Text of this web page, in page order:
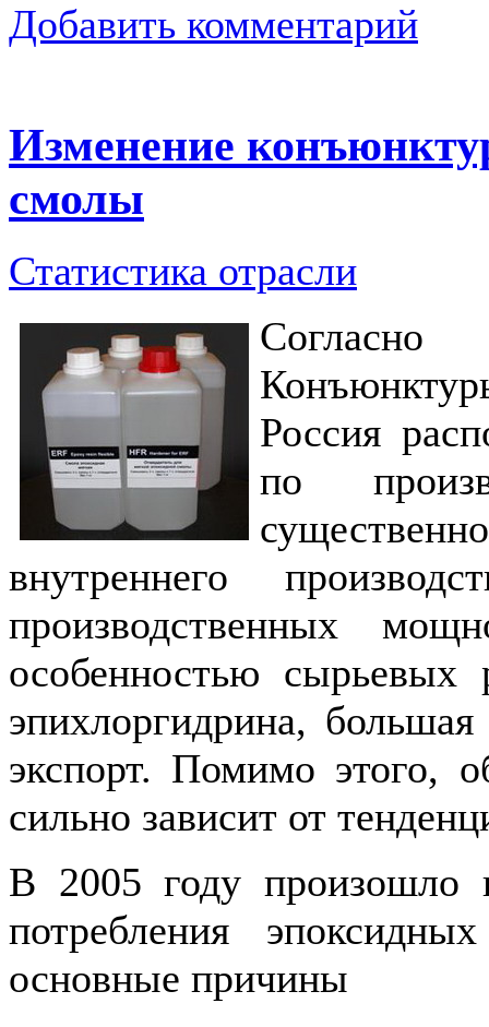
Добавить комментарий
Изменение
смолы
Статистика отрасли
Россия
по
внутреннего
производственных
особенностью
эпихлоргидрина,
экспорт. Помимо этого,
сильно зависит от
В 2005 году произошло
потребления
основные причины